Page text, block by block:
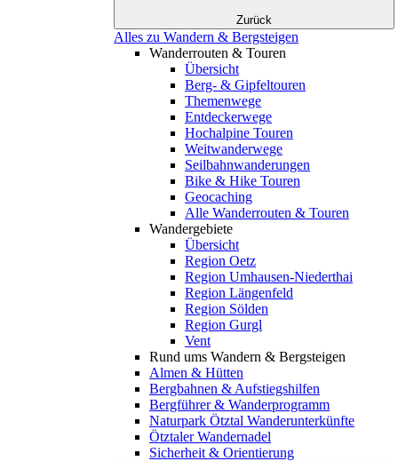
Zurück
Alles zu Wandern & Bergsteigen
Wanderrouten & Touren
Übersicht
Berg- & Gipfeltouren
Themenwege
Entdeckerwege
Hochalpine Touren
Weitwanderwege
Seilbahnwanderungen
Bike & Hike Touren
Geocaching
Alle Wanderrouten & Touren
Wandergebiete
Übersicht
Region Oetz
Region Umhausen-Niederthai
Region Längenfeld
Region Sölden
Region Gurgl
Vent
Rund ums Wandern & Bergsteigen
Almen & Hütten
Bergbahnen & Aufstiegshilfen
Bergführer & Wanderprogramm
Naturpark Ötztal Wanderunterkünfte
Ötztaler Wandernadel
Sicherheit & Orientierung